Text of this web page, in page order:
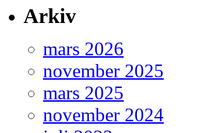
Arkiv
mars 2026
november 2025
mars 2025
november 2024